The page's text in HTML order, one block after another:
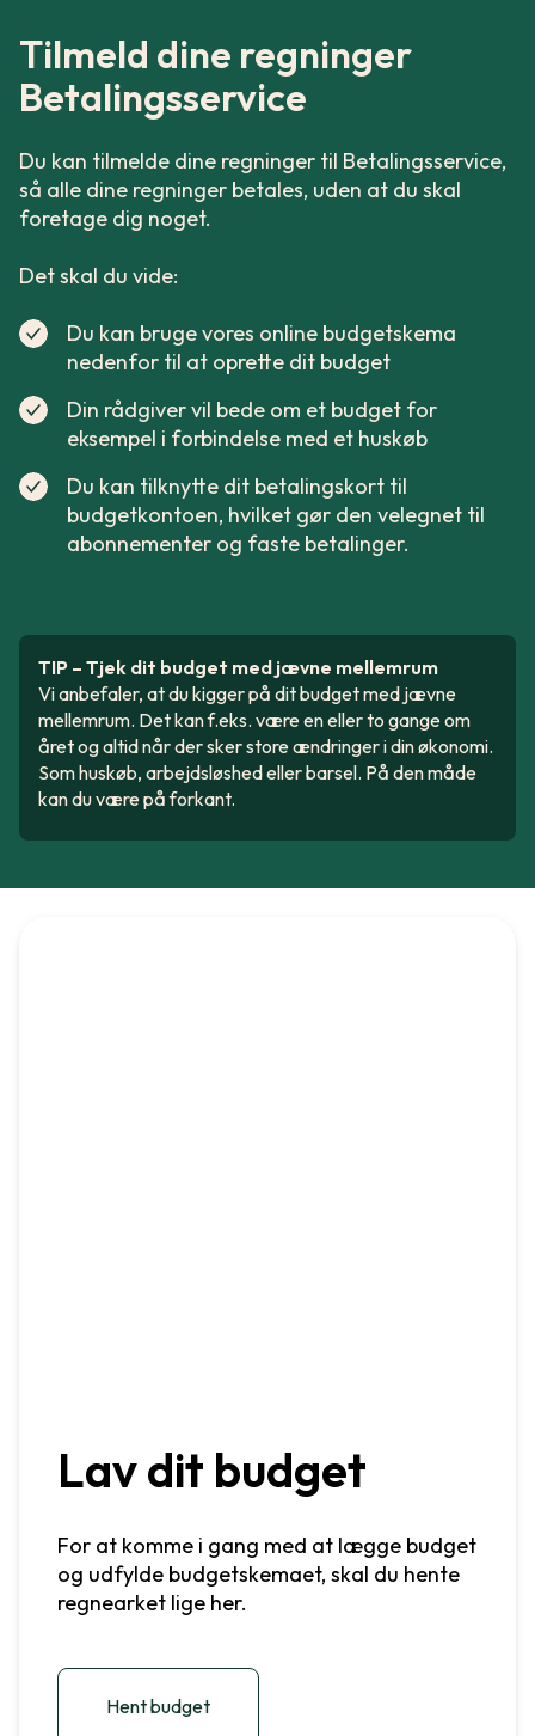
Tilmeld dine regninger
Betalingsservice
Du kan tilmelde dine regninger til Betalingsservice,
så alle dine regninger betales, uden at du skal
foretage dig noget.
Det skal du vide:
Du kan bruge vores online budgetskema
nedenfor til at oprette dit budget
Din rådgiver vil bede om et budget for
eksempel i forbindelse med et huskøb
Du kan tilknytte dit betalingskort til
budgetkontoen, hvilket gør den velegnet til
abonnementer og faste betalinger.
TIP – Tjek dit budget med jævne mellemrum
Vi anbefaler, at du kigger på dit budget med jævne
mellemrum. Det kan f.eks. være en eller to gange om
året og altid når der sker store ændringer i din økonomi.
Som huskøb, arbejdsløshed eller barsel. På den måde
kan du være på forkant.
Lav dit budget
For at komme i gang med at lægge budget
og udfylde budgetskemaet, skal du hente
regnearket lige her.
Hent budget